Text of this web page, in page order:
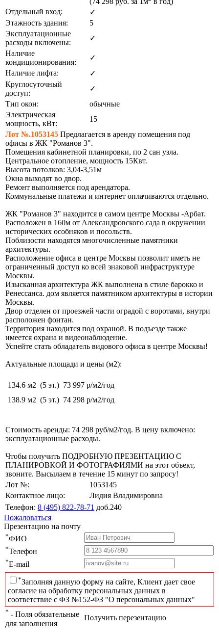
Отдельный вход:
✓
Этажность здания:
5
Эксплуатационные
расходы включены:
✓
Наличие
кондиционирования:
✓
Наличие лифта:
✓
Круглосуточный
доступ:
✓
Тип окон:
обычные
Электрическая
мощность, кВт:
15
Лот №.1053145 Предлагается в аренду помещения под
офисы в ЖК "Романов 3".
Помещения кабинетной планировки, по 2 сан узла.
Центральное отопление, мощность 15Квт.
Высота потолков: 3,04-3,51м
Окна выходят во двор.
Ремонт выполняется под арендатора.
Коммунальные платежи и интернет оплачиваются отдельно.
ЖК "Романов 3" находится в самом центре Москвы -Арбат.
Расположен в 160м от Александровского сада в окружении
исторических особняков и посольств.
Поблизости находятся многочисленные памятники
архитектуры.
Расположение офиса в центре Москвы позволит иметь не
ограниченный доступ ко всей знаковой инфраструктуре
Москвы.
Изысканная архитектура ЖК выполнена в стиле барокко и
Ренессанса. дом является памятником архитектуры в истории
Москвы.
Двор отделен от проезжей части оградой с воротами, внутри
расположен фонтан.
Территория находится под охраной. В подъезде также
имеется охрана и видеонаблюдение.
Успейте стать обладатель видового офиса в центре Москвы!
Актуальные площади и цены (м2):
134.6 м2 (5 эт.) 73 997 р/м2/год
138.9 м2 (5 эт.) 74 298 р/м2/год
Стоимость аренды: 74 298 руб/м2/год. В цену включено:
эксплуатационные расходы.
Чтобы получить ПОДРОБНУЮ ПРЕЗЕНТАЦИЮ С
ПЛАНИРОВКОЙ И ФОТОГРАФИЯМИ на этот объект,
звоните. Высылаем в течение 15 минут по запросу!
Лот №:
1053145
Контактное лицо:
Лидия Владимировна
Телефон: 8 (495) 822-78-71 доб.240
Пожаловаться
Презентацию на почту
*ФИО
*Телефон
*E-mail
*Заполняя данную форму на сайте, Клиент дает свое
согласие на обработку персональных данных в
соответствие с ФЗ №152-ФЗ "О персональных данных"
* - Поля обязательные
для заполнения
Получить перезентацию